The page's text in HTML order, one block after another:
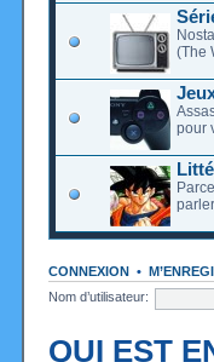
(The
pour
CONNEXION •
Nom d’utilisateur:
QUI EST